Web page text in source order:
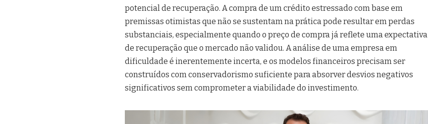
potencial de recuperação. A compra de um crédito estressado com base em
premissas otimistas que não se sustentam na prática pode resultar em perdas
substanciais, especialmente quando o preço de compra já reflete uma expectativa
de recuperação que o mercado não validou. A análise de uma empresa em
dificuldade é inerentemente incerta, e os modelos financeiros precisam ser
construídos com conservadorismo suficiente para absorver desvios negativos
significativos sem comprometer a viabilidade do investimento.